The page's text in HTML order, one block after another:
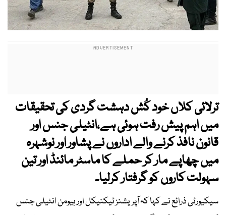
ترلائی کلاں خود کُش دہشت گردی کی تحقیقات
میں اہم پیش رفت ہوئی ہے،انٹیلی جنس اور
قانون نافذ کرنے والے اداروں نے پشاور اور نوشہرہ
میں چھاپے مار کر حملے کا ماسٹر مائنڈ اور تین
سہولت کاروں کو گرفتار کرلیا۔
سیکیورٹی ذرائع نے کہا کہ آپریشنز ٹیکنیکل اور ہیومن انٹیلی جنس